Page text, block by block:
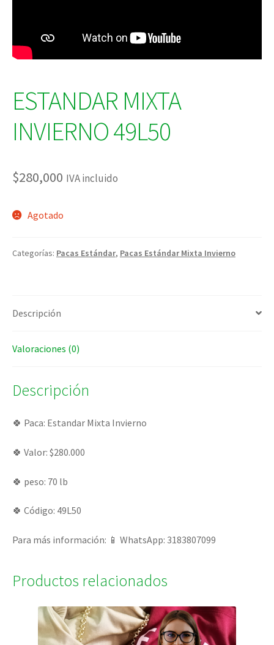
ESTANDAR MIXTA
INVIERNO 49L50
$280,000 IVA incluido
Agotado
Categorías: Pacas Estándar, Pacas Estándar Mixta Invierno
Descripción
Valoraciones (0)
Descripción
🍀 Paca: Estandar Mixta Invierno
🍀 Valor: $280.000
🍀 peso: 70 lb
🍀 Código: 49L50
Para más información: 📱 WhatsApp: 3183807099
Productos relacionados